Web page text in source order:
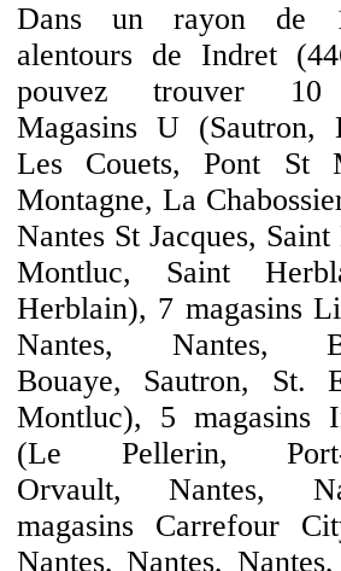
Dans un rayon de
alentours de Indret
pouvez trouver 10
Magasins U (Sautron,
Les Couets, Pont St
Montagne, La
Nantes St Jacques,
Montluc, Saint
Herblain), 7 magasins
Nantes, Nantes,
Bouaye, Sautron, St.
Montluc), 5 magasins
(Le Pellerin, Port-
Orvault, Nantes,
magasins Carrefour
Nantes, Nantes,